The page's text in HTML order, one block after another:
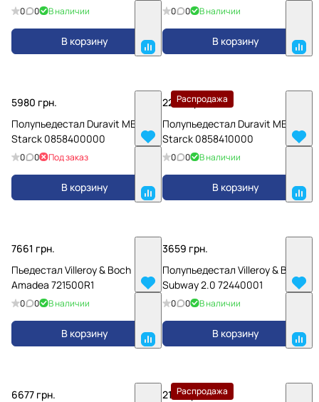
0 0 В наличии
В корзину
0 0 В наличии
В корзину
5980 грн.
Полупьедестал Duravit ME by
Starck 0858400000
0 0 Под заказ
В корзину
Распродажа
2200 грн.
Полупьедестал Duravit ME by
Starck 0858410000
0 0 В наличии
В корзину
7661 грн.
Пьедестал Villeroy & Boch
Amadea 721500R1
0 0 В наличии
В корзину
3659 грн.
Полупьедестал Villeroy & Boch
Subway 2.0 72440001
0 0 В наличии
В корзину
6677 грн.
Распродажа
2132 грн.